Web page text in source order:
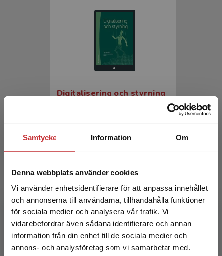
Samtycke Information Om
Denna webbplats använder cookies
Vi använder enhetsidentifierare för att anpassa innehållet
och annonserna till användarna, tillhandahålla funktioner
för sociala medier och analysera vår trafik. Vi
vidarebefordrar även sådana identifierare och annan
information från din enhet till de sociala medier och
annons- och analysföretag som vi samarbetar med.
Begränsad fraktregion
Digitalisering och styrning
inkl. moms
Exkl. moms: 255 kr
Digitalisering och styrning